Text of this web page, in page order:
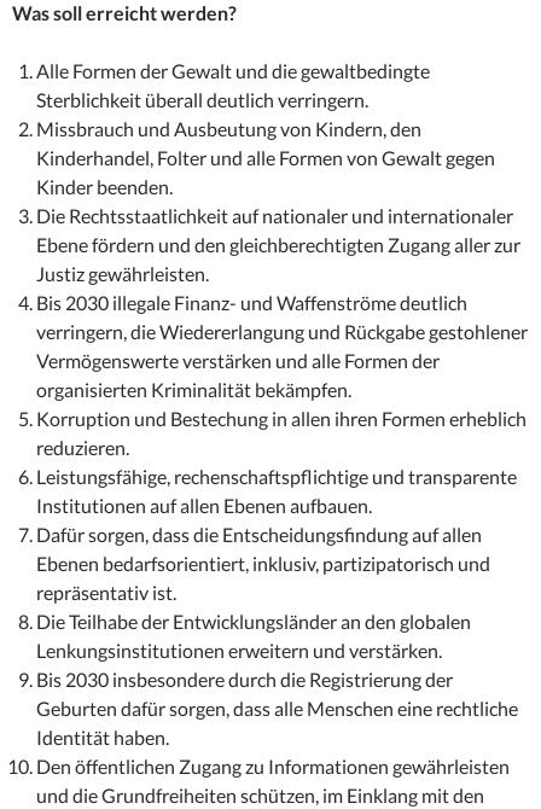
Was soll erreicht werden?
Alle Formen der Gewalt und die gewaltbedingte
Sterblichkeit überall deutlich verringern.
Missbrauch und Ausbeutung von Kindern, den
Kinderhandel, Folter und alle Formen von Gewalt gegen
Kinder beenden.
Die Rechtsstaatlichkeit auf nationaler und internationaler
Ebene fördern und den gleichberechtigten Zugang aller zur
Justiz gewährleisten.
Bis 2030 illegale Finanz- und Waffenströme deutlich
verringern, die Wiedererlangung und Rückgabe gestohlener
Vermögenswerte verstärken und alle Formen der
organisierten Kriminalität bekämpfen.
Korruption und Bestechung in allen ihren Formen erheblich
reduzieren.
Leistungsfähige, rechenschaftspflichtige und transparente
Institutionen auf allen Ebenen aufbauen.
Dafür sorgen, dass die Entscheidungsfindung auf allen
Ebenen bedarfsorientiert, inklusiv, partizipatorisch und
repräsentativ ist.
Die Teilhabe der Entwicklungsländer an den globalen
Lenkungsinstitutionen erweitern und verstärken.
Bis 2030 insbesondere durch die Registrierung der
Geburten dafür sorgen, dass alle Menschen eine rechtliche
Identität haben.
Den öffentlichen Zugang zu Informationen gewährleisten
und die Grundfreiheiten schützen, im Einklang mit den